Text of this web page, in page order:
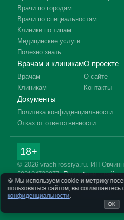
Врачи по городам
Врачи по специальностям
Клиники по типам
Медицинские услуги
Полезно знать
Врачам и клиникам
Врачам
Клиникам
О проекте
О сайте
Контакты
Документы
Политика конфиденциальности
Отказ от ответственности
18+
© 2026 vrach-rossiya.ru. ИП
592104728977.Подробнее о сайте
Информация на сайте не
противопоказания, необходима
🍪 Мы используем cookie и метрику
пользоваться сайтом, вы соглашаетесь
конфиденциальности
ОК